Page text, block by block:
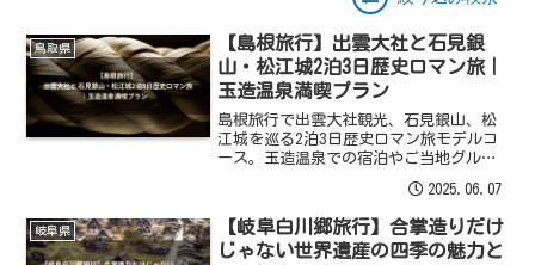
鳥取県
【島根旅行】出雲大社と石見銀
山・松江城2泊3日歴史ロマン旅｜
玉造温泉満喫プラン
島根旅行で出雲大社観光、石見銀山、松
江城を巡る2泊3日歴史ロマン旅モデルコ
ース。玉造温泉での宿泊やご当地グル
2025.06.07
岐阜県
【岐阜白川郷旅行】合掌造りだけ
じゃない世界遺産の四季の魅力と